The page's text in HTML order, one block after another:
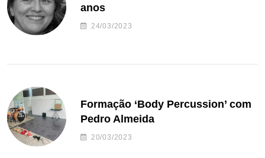
anos
24/03/2023
Formação ‘Body Percussion’ com
Pedro Almeida
20/03/2023